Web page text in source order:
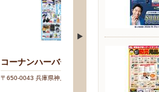
コーナンハーバーランド店
〒650-0043 兵庫県神戸市中央区弁天町1-3